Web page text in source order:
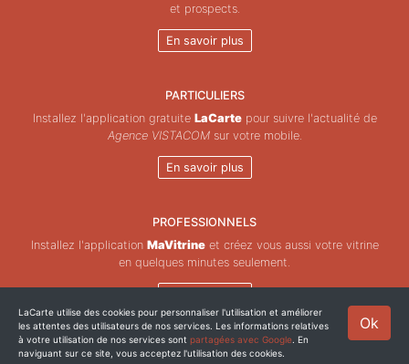
et prospects.
En savoir plus
PARTICULIERS
Installez l'application gratuite LaCartepour suivre l'actualité de
Agence VISTACOMsur votre mobile.
En savoir plus
PROFESSIONNELS
Installez l'application MaVitrineet créez vous aussi votre vitrine
en quelques minutes seulement.
Copyright © ZeMAP 2026 - Tous droits réservés. Ok
LaCarte utilise des cookies pour personnaliser l'utilisation et améliorer
les attentes des utilisateurs de nos services. Les informations relatives
à votre utilisation de nos services sont partagées avec Google . En
naviguant sur ce site, vous acceptez l'utilisation des cookies.